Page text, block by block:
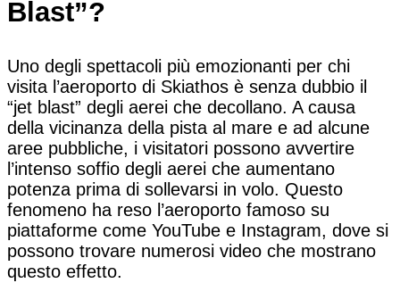
Blast”?
Uno degli spettacoli più emozionanti per chi
visita l’aeroporto di Skiathos è senza dubbio il
“jet blast” degli aerei che decollano. A causa
della vicinanza della pista al mare e ad alcune
aree pubbliche, i visitatori possono avvertire
l’intenso soffio degli aerei che aumentano
potenza prima di sollevarsi in volo. Questo
fenomeno ha reso l’aeroporto famoso su
piattaforme come YouTube e Instagram, dove si
possono trovare numerosi video che mostrano
questo effetto.